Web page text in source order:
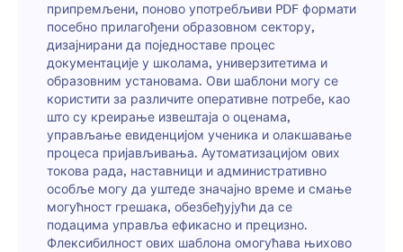
припремљени, поново употребљиви PDF формати
посебно прилагођени образовном сектору,
дизајнирани да поједноставе процес
документације у школама, универзитетима и
образовним установама. Ови шаблони могу се
користити за различите оперативне потребе, као
што су креирање извештаја о оценама,
управљање евиденцијом ученика и олакшавање
процеса пријављивања. Аутоматизацијом ових
токова рада, наставници и административно
особље могу да уштеде значајно време и смање
могућност грешака, обезбеђујући да се
подацима управља ефикасно и прецизно.
Флексибилност ових шаблона омогућава њихово